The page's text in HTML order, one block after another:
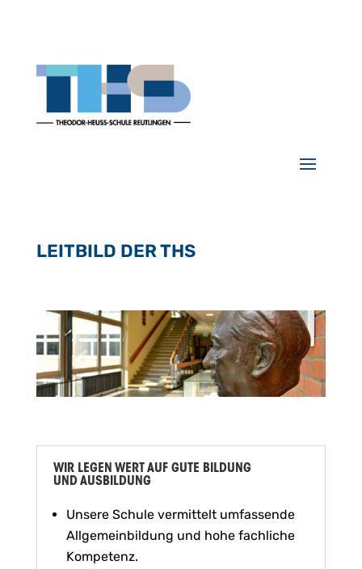
LEITBILD DER THS
WIR LEGEN WERT AUF GUTE BILDUNG
UND AUSBILDUNG
Unsere Schule vermittelt umfassende
Allgemeinbildung und hohe fachliche
Kompetenz.